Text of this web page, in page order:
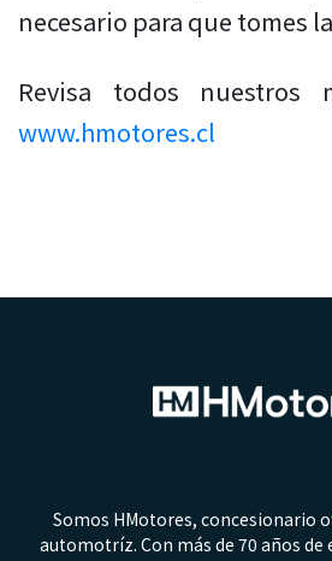
necesario para que tomes
Revisa todos nuestros
www.hmotores.cl
Somos HMotores, concesionario
automotríz. Con más de 70 años de